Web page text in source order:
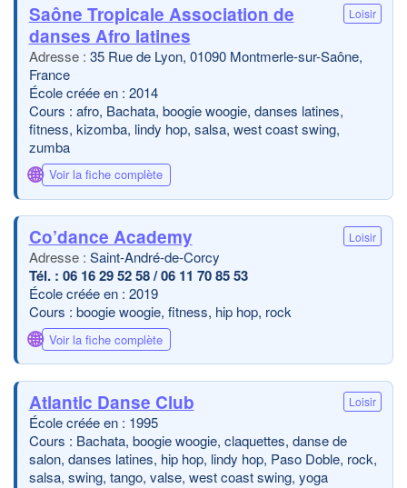
Saône Tropicale Association de
danses Afro latines
Loisir
35 Rue de Lyon, 01090 Montmerle-sur-Saône,
France
École créée en : 2014
Cours : afro, Bachata, boogie woogie, danses latines,
fitness, kizomba, lindy hop, salsa, west coast swing,
zumba
🌐 Voir la fiche complète
Co’dance Academy Loisir
Saint-André-de-Corcy
06 16 29 52 58 / 06 11 70 85 53
École créée en : 2019
Cours : boogie woogie, fitness, hip hop, rock
🌐 Voir la fiche complète
Atlantic Danse Club Loisir
École créée en : 1995
Cours : Bachata, boogie woogie, claquettes, danse de
salon, danses latines, hip hop, lindy hop, Paso Doble, rock,
salsa, swing, tango, valse, west coast swing, yoga